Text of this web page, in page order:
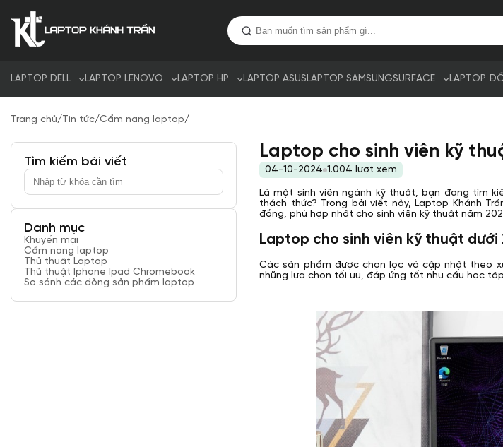
LAPTOP DELL LAPTOP LENOVO LAPTOP HP LAPTOP ASUSLAPTOP SAMSUNGSURFACE LAPTOP
Trang chủ/Tin tức/Cẩm nang laptop/
Tìm kiếm bài viết
Danh mục
Khuyến mại
Cẩm nang laptop
Thủ thuật Laptop
Thủ thuật Iphone Ipad Chromebook
So sánh các dòng sản phẩm laptop
Laptop cho sinh viên kỹ
04-10-2024 1.004 lượt xem
Là một sinh viên ngành kỹ thuật, bạn đang tìm
thách thức? Trong bài viết này, Laptop Khánh
đồng, phù hợp nhất cho sinh viên kỹ thuật năm
Laptop cho sinh viên kỹ thuật dưới
Các sản phẩm được chọn lọc và cập nhật theo
những lựa chọn tối ưu, đáp ứng tốt nhu cầu học